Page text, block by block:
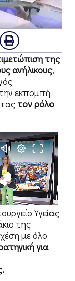
της
ανήλικους,
εκπομπή
τον ρόλο
Υγείας
της
με όλο
για